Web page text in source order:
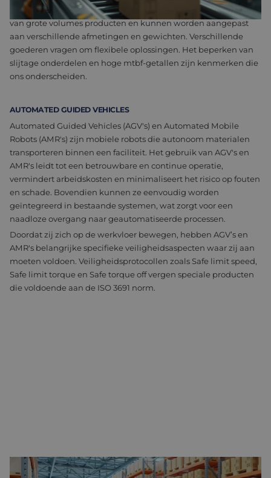
De transportbanden zijn bijzonder effectief voor het hanteren
van grote volumes producten en kunnen worden aangepast
aan verschillende afmetingen en gewichten. Verschillende
goederen vragen om flexibele oplossingen. Het beperken van
slijtage onderdelen en hoge mtbf-getallen zijn kenmerken die
ons onderscheiden.
AUTOMATED GUIDED VEHICLES
Automated Guided Vehicles (AGV's) en Automated Mobile
Robots (AMR's) zijn mobiele robots die autonoom materialen
transporteren binnen een faciliteit. Het gebruik van AGV's en
AMR's leidt tot een betrouwbare en continue operatie,
vermindert arbeidskosten en minimaliseert het risico op fouten
en schade. Bovendien kunnen ze eenvoudig worden
geïntegreerd in bestaande systemen, wat zorgt voor een
naadloze overgang naar geautomatiseerde processen.
Doordat zij zich op de werkvloer bewegen, hebben AGV’s en
AMR's belangrijke specifieke veiligheidsaspecten waar zij aan
moeten voldoen. Veiligheidsprotocollen zoals Safe limit speed,
Safe limit torque en Safe torque off vergen speciale producten
die voldoende aan de ISO 3691 norm.